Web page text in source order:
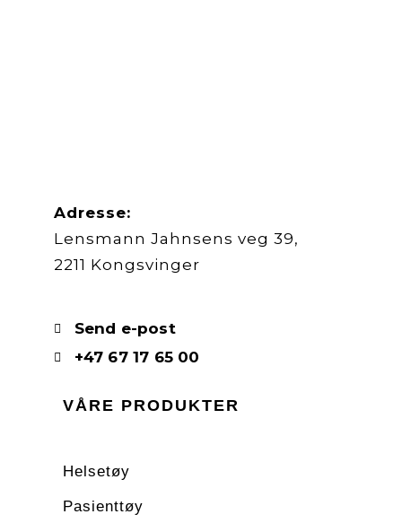
Adresse:
Lensmann Jahnsens veg 39,
2211 Kongsvinger
Send e-post
+47 67 17 65 00
VÅRE PRODUKTER
Helsetøy
Pasienttøy